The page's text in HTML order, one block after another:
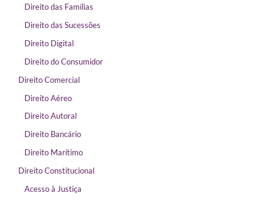
Direito das Famílias
Direito das Sucessões
Direito Digital
Direito do Consumidor
Direito Comercial
Direito Aéreo
Direito Autoral
Direito Bancário
Direito Marítimo
Direito Constitucional
Acesso à Justiça